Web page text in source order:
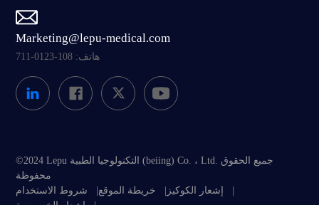
Marketing@lepu-medical.com
هاتف: 108-0123-711
©2024 Lepu التكنولوجيا الطبية (beiing) Co. ، Ltd. جميع الحقوق
محفوظة
شروط الاستخدام
|خريطة الموقع | إشعار الكوكيز
|